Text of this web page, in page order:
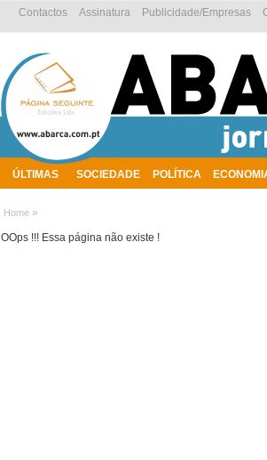
ÚLTIMAS SOCIEDADE POLÍTICA
Publicidade/Empresas
Assinatura
Contactos
Home »
OOps !!! Essa página não existe !